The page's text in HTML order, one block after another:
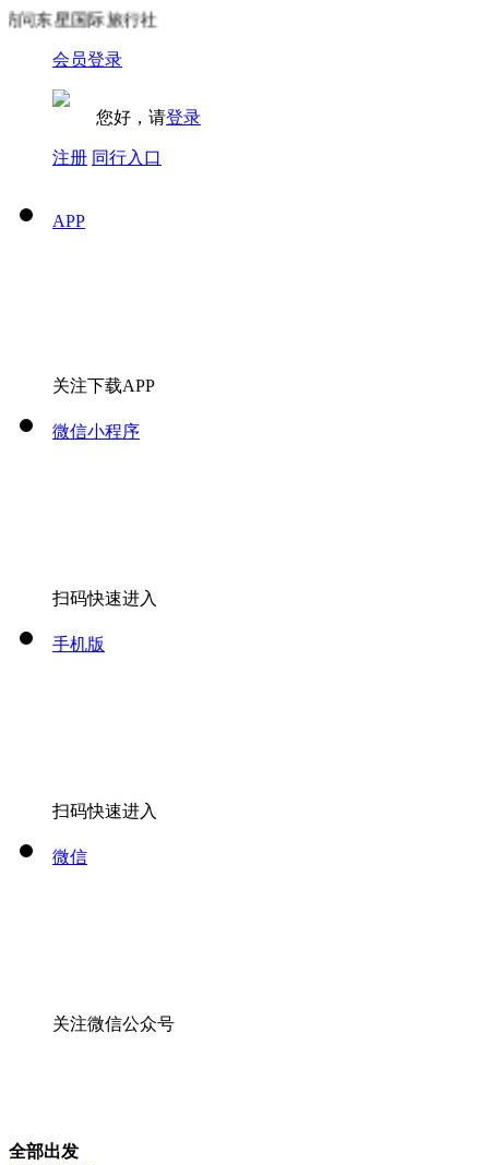
东星国际旅行社
会员登录
您好，请登录
注册 同行入口
APP
关注下载APP
微信小程序
扫码快速进入
手机版
扫码快速进入
微信
关注微信公众号
全部出发